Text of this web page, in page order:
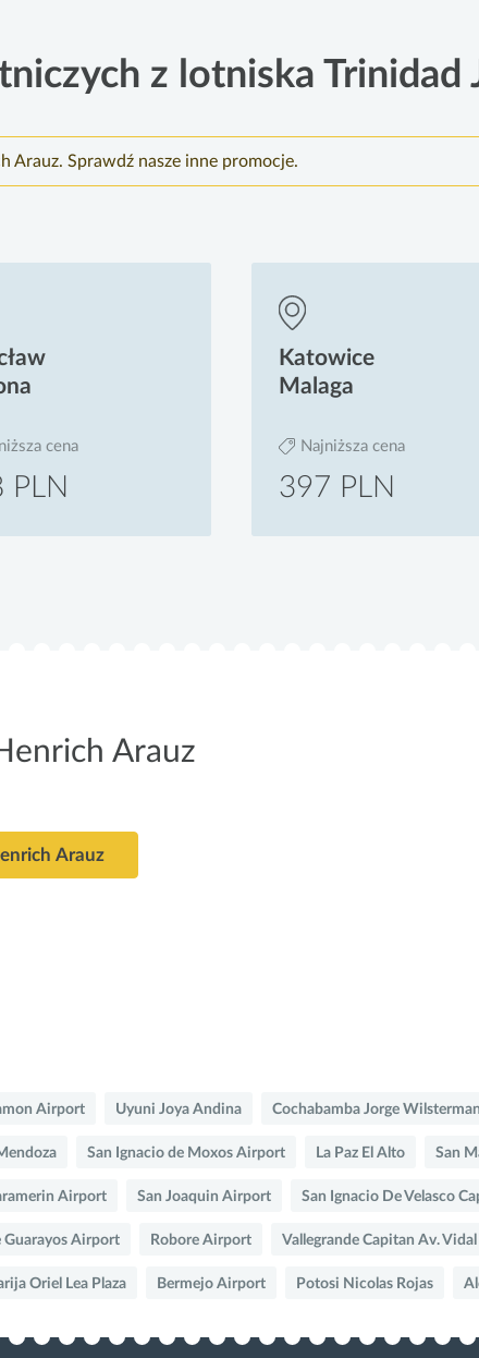
z lotniska Trinidad
Arauz. Sprawdź nasze inne promocje.
cena
PLN
Katowice
Malaga
Najniższa cena
397 PLN
Arauz
Arauz
Airport Uyuni Joya Andina Cochabamba Jorge
San Ignacio de Moxos Airport La Paz El Alto San
Airport San Joaquin Airport San Ignacio De Velasco
Guarayos Airport Robore Airport Vallegrande Capitan Av.
Oriel Lea Plaza Bermejo Airport Potosi Nicolas Rojas